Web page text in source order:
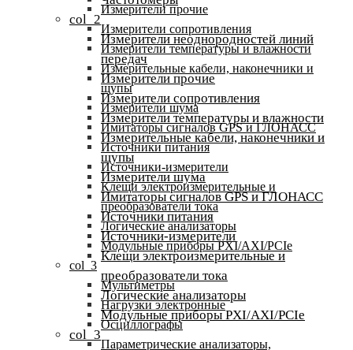
Измерители прочие
Измерители сопротивления
Измерители температуры и влажности
Измерительные кабели, наконечники и
щупы
Измерители шума
Имитаторы сигналов GPS и ГЛОНАСС
Источники питания
Источники-измерители
Клещи электроизмерительные и
преобразователи тока
Логические анализаторы
Модульные приборы PXI/AXI/PCIe
col_3
Мультиметры
Нагрузки электронные
Осциллографы
Параметрические анализаторы,
col_2
Измерители неоднородностей линий
передач
Измерители прочие
Измерители сопротивления
Измерители температуры и влажности
Измерительные кабели, наконечники и
щупы
Измерители шума
Имитаторы сигналов GPS и ГЛОНАСС
Источники питания
Источники-измерители
Клещи электроизмерительные и
преобразователи тока
Логические анализаторы
Модульные приборы PXI/AXI/PCIe
col_3